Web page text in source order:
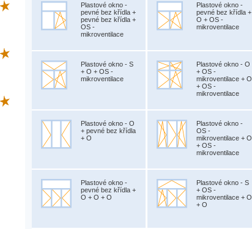
Plastové okno -
pevné bez křídla +
pevné bez křídla +
OS -
mikroventilace
Plastové okno -
pevné bez křídla +
O + OS -
mikroventilace
Plastové okno - S
+ O + OS -
mikroventilace
Plastové okno - O
+ OS -
mikroventilace + O
+ OS -
mikroventilace
Plastové okno - O
+ pevné bez křídla
+ O
Plastové okno -
OS -
mikroventilace + O
+ OS -
mikroventilace
Plastové okno -
pevné bez křídla +
O + O + O
Plastové okno - S
+ OS -
mikroventilace + O
+ O